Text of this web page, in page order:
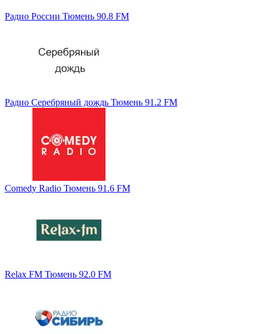
Радио России Тюмень 90.8 FM
Радио Серебряный дождь Тюмень 91.2 FM
Comedy Radio Тюмень 91.6 FM
Relax FM Тюмень 92.0 FM